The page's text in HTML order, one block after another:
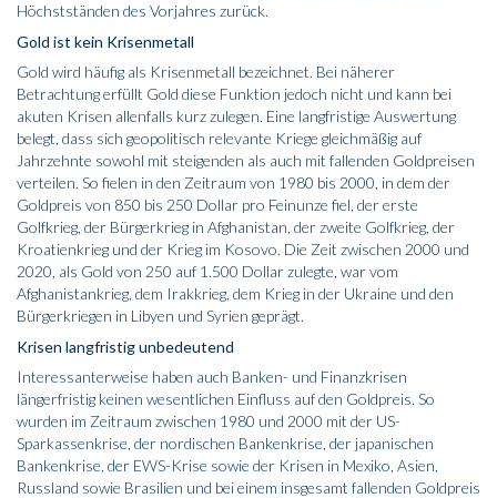
Höchstständen des Vorjahres zurück.
Gold ist kein Krisenmetall
Gold wird häufig als Krisenmetall bezeichnet. Bei näherer
Betrachtung erfüllt Gold diese Funktion jedoch nicht und kann bei
akuten Krisen allenfalls kurz zulegen. Eine langfristige Auswertung
belegt, dass sich geopolitisch relevante Kriege gleichmäßig auf
Jahrzehnte sowohl mit steigenden als auch mit fallenden Goldpreisen
verteilen. So fielen in den Zeitraum von 1980 bis 2000, in dem der
Goldpreis von 850 bis 250 Dollar pro Feinunze fiel, der erste
Golfkrieg, der Bürgerkrieg in Afghanistan, der zweite Golfkrieg, der
Kroatienkrieg und der Krieg im Kosovo. Die Zeit zwischen 2000 und
2020, als Gold von 250 auf 1.500 Dollar zulegte, war vom
Afghanistankrieg, dem Irakkrieg, dem Krieg in der Ukraine und den
Bürgerkriegen in Libyen und Syrien geprägt.
Krisen langfristig unbedeutend
Interessanterweise haben auch Banken- und Finanzkrisen
längerfristig keinen wesentlichen Einfluss auf den Goldpreis. So
wurden im Zeitraum zwischen 1980 und 2000 mit der US-
Sparkassenkrise, der nordischen Bankenkrise, der japanischen
Bankenkrise, der EWS-Krise sowie der Krisen in Mexiko, Asien,
Russland sowie Brasilien und bei einem insgesamt fallenden Goldpreis